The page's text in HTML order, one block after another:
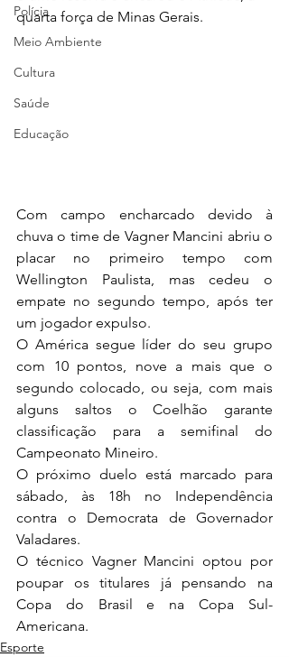
Polícia
Meio Ambiente
Cultura
Saúde
Educação
quarta força de Minas Gerais.
Com campo encharcado devido à
chuva o time de Vagner Mancini abriu o
placar no primeiro tempo com
Wellington Paulista, mas cedeu o
empate no segundo tempo, após ter
um jogador expulso.
O América segue líder do seu grupo
com 10 pontos, nove a mais que o
segundo colocado, ou seja, com mais
alguns saltos o Coelhão garante
classificação para a semifinal do
Campeonato Mineiro.
O próximo duelo está marcado para
sábado, às 18h no Independência
contra o Democrata de Governador
Valadares.
O técnico Vagner Mancini optou por
poupar os titulares já pensando na
Copa do Brasil e na Copa Sul-
Americana.
Esporte